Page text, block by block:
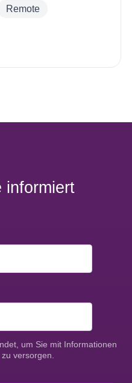
Remote
informiert
um Sie mit Informationen
versorgen.